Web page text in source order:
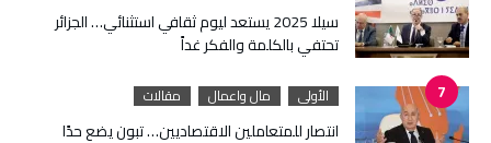
سيلا 2025 يستعد ليوم ثقافي استثنائي… الجزائر
تحتفي بالكلمة والفكر غداً
الأولى مال واعمال مقالات
انتصار للمتعاملين الاقتصاديين… تبون يضع حدًا